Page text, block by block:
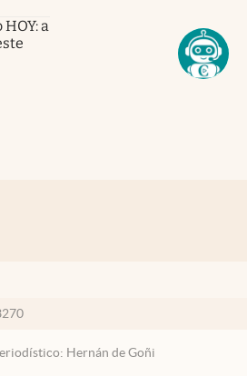
a
Hernán de Goñi